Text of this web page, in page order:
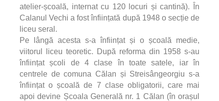
atelier-școală, internat cu 120 locuri și cantină). În
Calanul Vechi a fost înființată după 1948 o secție de
liceu seral.
Pe lângă acesta s-a înființat și o școală medie,
viitorul liceu teoretic. După reforma din 1958 s-au
înființat școli de 4 clase în toate satele, iar în
centrele de comuna Călan și Streisângeorgiu s-a
înființat o școală de 7 clase obligatorii, care mai
apoi devine Școala Generală nr. 1 Călan (în orașul